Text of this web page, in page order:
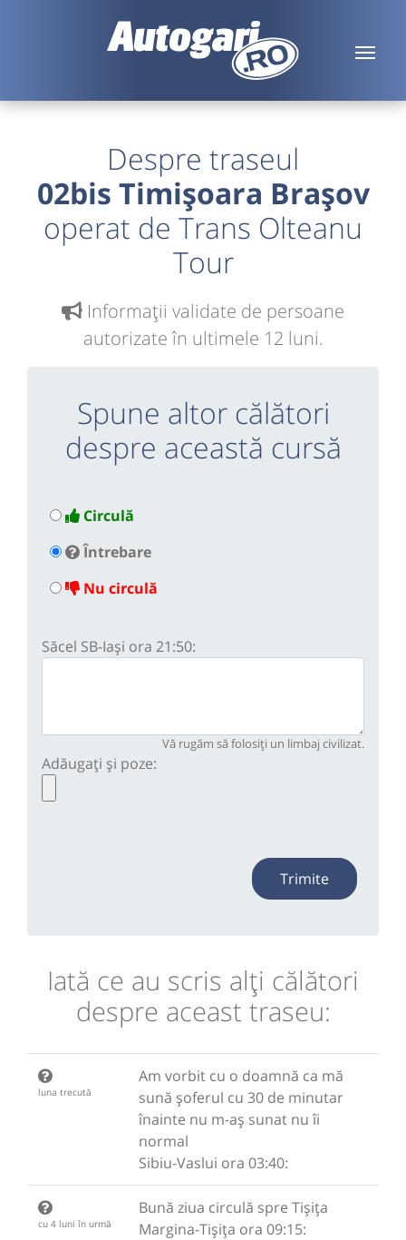
Despre traseul
02bis Timișoara Brașov
operat de Trans Olteanu
Tour
Informaţii validate de persoane
autorizate în ultimele 12 luni.
Spune altor călători
despre această cursă
Circulă
Întrebare
Nu circulă
Săcel SB-Iași ora 21:50:
Vă rugăm să folosiți un limbaj civilizat.
Adăugați și poze:
Trimite
Iată ce au scris alţi călători
despre aceast traseu:
luna trecută
Am vorbit cu o doamnă ca mă
sună șoferul cu 30 de minutar
înainte nu m-aș sunat nu îi
normal
Sibiu-Vaslui ora 03:40:
cu 4 luni în urmă
Bună ziua circulă spre Tișița
Margina-Tișița ora 09:15: